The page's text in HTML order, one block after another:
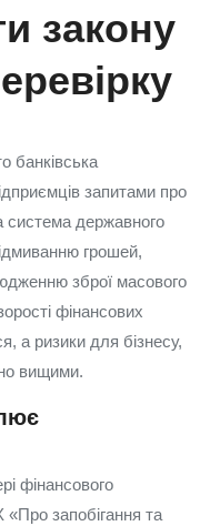
закону
банківська
запитами про
система державного
грошей,
зброї масового
фінансових
а ризики для бізнесу,
вищими.
фінансового
запобігання та